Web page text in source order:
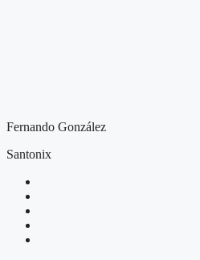
Fernando González
Santonix